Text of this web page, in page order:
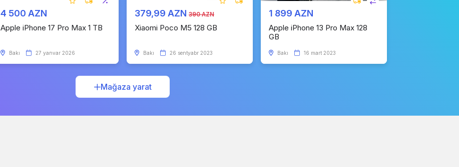
4 500 AZN
Apple iPhone 17 Pro Max 1 TB
Bakı 27 yanvar 2026
379,99 AZN 390 AZN
Xiaomi Poco M5 128 GB
Bakı 26 sentyabr 2023
1 899 AZN
Apple iPhone 13 Pro Max 128
GB
Bakı 16 mart 2023
Mağaza yarat